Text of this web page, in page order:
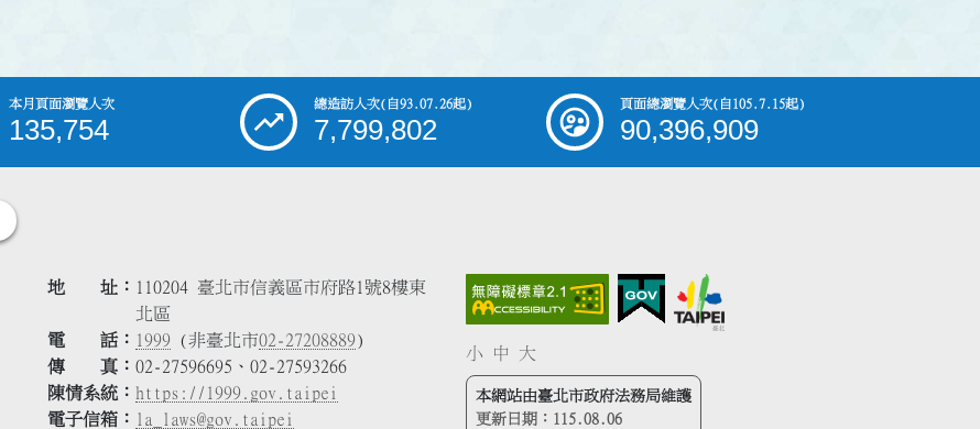
本月頁面瀏覽人次
135,754
總造訪人次(自93.07.26起)
7,799,802
頁面總瀏覽人次(自105.7.15起)
90,396,909
地 址
110204 臺北市信義區市府路1號8樓東
北區
電 話
1999 (非臺北市02-27208889)
傳 真
02-27596695、02-27593266
陳情系統
https://1999.gov.taipei
電子信箱
la_laws@gov.taipei
小 中 大
本網站由臺北市政府法務局維護
更新日期： 115.08.06